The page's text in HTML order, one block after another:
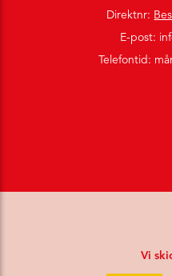
Direktnr:
E-post:
Telefontid:
Vi